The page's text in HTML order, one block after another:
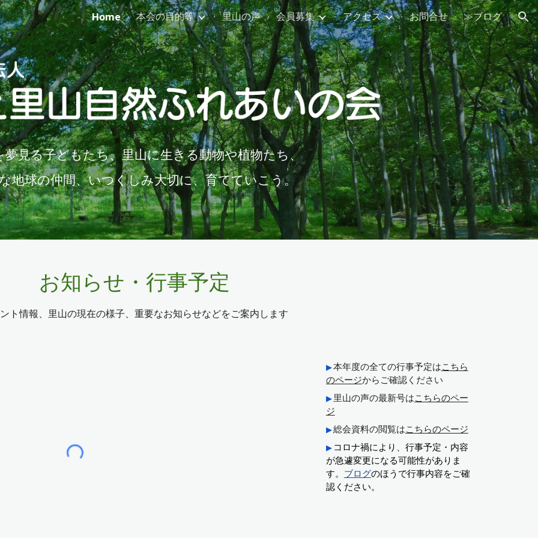
to main content Skip to navigation
Home 本会の目的等 里山の声 会員募集 アクセス お問合せ ≫ブログ
夢見る子どもたち、里山に生きる動物や植物たち、
地球の仲間、いつくしみ大切に、育てていこう。
お知らせ・行事予定
ト情報、里山の現在の様子、重要なお知らせなどをご案内します
▶ 本年度の全ての行事予定はこちら
のページからご確認ください
▶ 里山の声の最新号はこちらのペー
ジ
▶ 総会資料の閲覧はこちらのページ
▶ コロナ禍により、行事予定・内容
が急遽変更になる可能性がありま
す。 ブログのほうで行事内容をご確
認ください。